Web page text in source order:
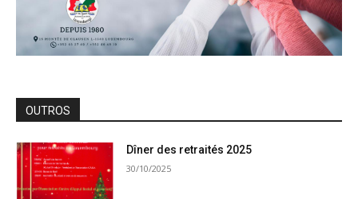
OUTROS
Dîner des retraités 2025
30/10/2025